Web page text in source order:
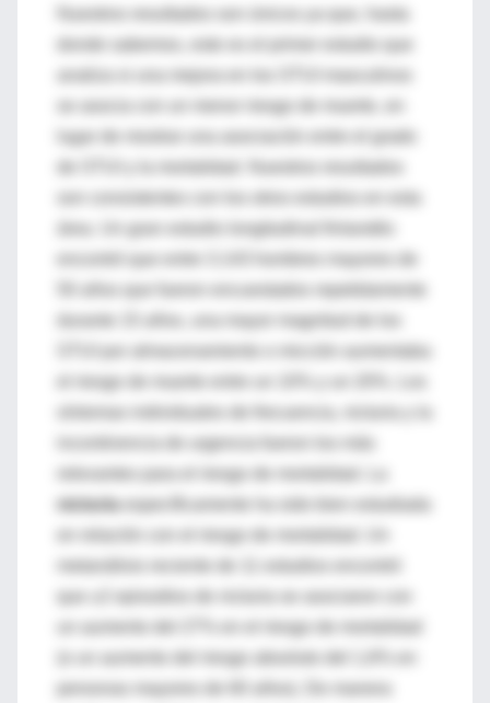
se asocia con un menor riesgo de muerte, en
lugar de mostrar una asociación entre el grado
área. Un gran estudio longitudinal finlandés
encontró que entre 3.143 hombres mayores de
durante 15 años, una mayor magnitud de los
el riesgo de muerte entre un 10% y un 20%. Los
incontinencia de urgencia fueron los más
relevantes para el riesgo de mortalidad. La
nicturia
en relación con el riesgo de mortalidad. Un
un aumento del 27% en el riesgo de mortalidad
(o un aumento del riesgo absoluto del 1,6% en
personas mayores de 60 años). De manera